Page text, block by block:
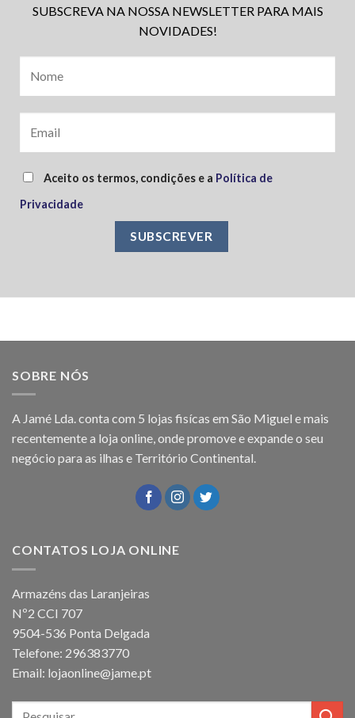
SUBSCREVA NA NOSSA NEWSLETTER PARA MAIS
NOVIDADES!
Aceito os termos, condições e a Política de
Privacidade
SOBRE NÓS
A Jamé Lda. conta com 5 lojas fisícas em São Miguel e mais
recentemente a loja online, onde promove e expande o seu
negócio para as ilhas e Território Continental.
CONTATOS LOJA ONLINE
Armazéns das Laranjeiras
Nº2 CCI 707
9504-536 Ponta Delgada
Telefone: 296383770
Email: lojaonline@jame.pt